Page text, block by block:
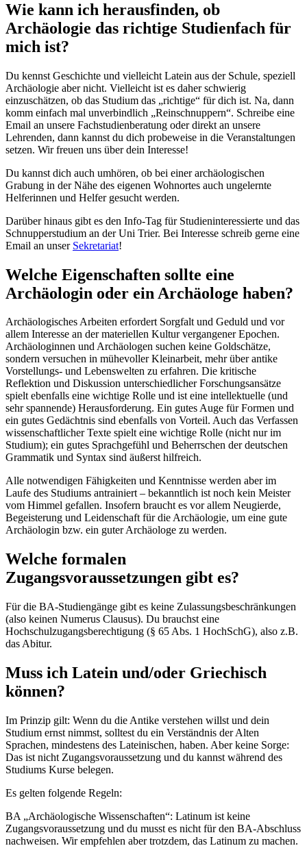
Wie kann ich herausfinden, ob
Archäologie das richtige Studienfach für
mich ist?
Du kennst Geschichte und vielleicht Latein aus der Schule, speziell
Archäologie aber nicht. Vielleicht ist es daher schwierig
einzuschätzen, ob das Studium das „richtige“ für dich ist. Na, dann
komm einfach mal unverbindlich „Reinschnuppern“. Schreibe eine
Email an unsere Fachstudienberatung oder direkt an unsere
Lehrenden, dann kannst du dich probeweise in die Veranstaltungen
setzen. Wir freuen uns über dein Interesse!
Du kannst dich auch umhören, ob bei einer archäologischen
Grabung in der Nähe des eigenen Wohnortes auch ungelernte
Helferinnen und Helfer gesucht werden.
Darüber hinaus gibt es den Info-Tag für Studieninteressierte und das
Schnupperstudium an der Uni Trier. Bei Interesse schreib gerne eine
Email an unser Sekretariat!
Welche Eigenschaften sollte eine
Archäologin oder ein Archäologe haben?
Archäologisches Arbeiten erfordert Sorgfalt und Geduld und vor
allem Interesse an der materiellen Kultur vergangener Epochen.
Archäologinnen und Archäologen suchen keine Goldschätze,
sondern versuchen in mühevoller Kleinarbeit, mehr über antike
Vorstellungs- und Lebenswelten zu erfahren. Die kritische
Reflektion und Diskussion unterschiedlicher Forschungsansätze
spielt ebenfalls eine wichtige Rolle und ist eine intellektuelle (und
sehr spannende) Herausforderung. Ein gutes Auge für Formen und
ein gutes Gedächtnis sind ebenfalls von Vorteil. Auch das Verfassen
wissenschaftlicher Texte spielt eine wichtige Rolle (nicht nur im
Studium); ein gutes Sprachgefühl und Beherrschen der deutschen
Grammatik und Syntax sind äußerst hilfreich.
Alle notwendigen Fähigkeiten und Kenntnisse werden aber im
Laufe des Studiums antrainiert – bekanntlich ist noch kein Meister
vom Himmel gefallen. Insofern braucht es vor allem Neugierde,
Begeisterung und Leidenschaft für die Archäologie, um eine gute
Archäologin bzw. ein guter Archäologe zu werden.
Welche formalen
Zugangsvoraussetzungen gibt es?
Für die BA-Studiengänge gibt es keine Zulassungsbeschränkungen
(also keinen Numerus Clausus). Du brauchst eine
Hochschulzugangsberechtigung (§ 65 Abs. 1 HochSchG), also z.B.
das Abitur.
Muss ich Latein und/oder Griechisch
können?
Im Prinzip gilt: Wenn du die Antike verstehen willst und dein
Studium ernst nimmst, solltest du ein Verständnis der Alten
Sprachen, mindestens des Lateinischen, haben. Aber keine Sorge:
Das ist nicht Zugangsvoraussetzung und du kannst während des
Studiums Kurse belegen.
Es gelten folgende Regeln:
BA „Archäologische Wissenschaften“: Latinum ist keine
Zugangsvoraussetzung und du musst es nicht für den BA-Abschluss
nachweisen. Wir empfehlen aber trotzdem, das Latinum zu machen.